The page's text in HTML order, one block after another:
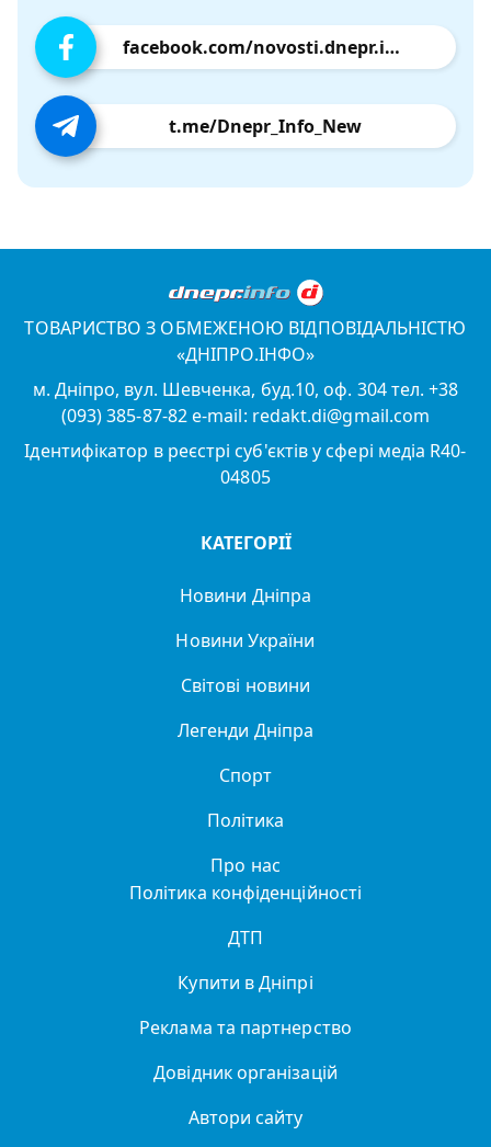
facebook.com/novosti.dnepr.info
t.me/Dnepr_Info_New
ТОВАРИСТВО З ОБМЕЖЕНОЮ ВІДПОВІДАЛЬНІСТЮ
«ДНІПРО.ІНФО»
м. Дніпро, вул. Шевченка, буд.10, оф. 304 тел. +38
(093) 385-87-82 e-mail: redakt.di@gmail.com
Ідентифікатор в реєстрі суб'єктів у сфері медіа R40-
04805
КАТЕГОРІЇ
Новини Дніпра
Новини України
Світові новини
Легенди Дніпра
Спорт
Політика
Про нас
Політика конфіденційності
ДТП
Купити в Дніпрі
Реклама та партнерство
Довідник організацій
Автори сайту